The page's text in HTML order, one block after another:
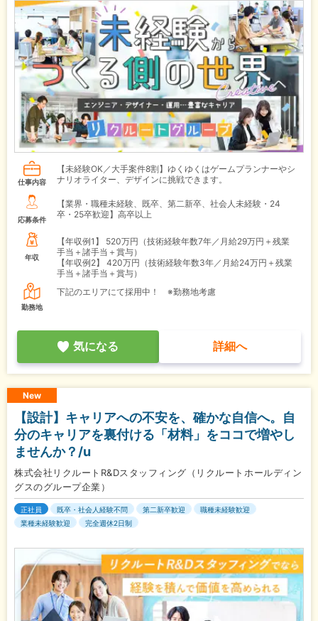
仕事内容
【未経験OK／大手案件8割】ゆくゆくはゲームプランナーやシ
ナリオライター、デザインに挑戦できます。
応募条件
【業界・職種未経験、既卒、第二新卒、社会人未経験・24
卒・25卒歓迎】高卒以上
年収
【年収例1】
520万円（技術経験年数7年／月給29万円＋残業
手当＋諸手当＋賞与）
【年収例2】
420万円（技術経験年数3年／月給24万円＋残業
手当＋諸手当＋賞与）
勤務地
下記のエリアにて採用中！ ※勤務地考慮
気になる 詳細へ
New
【設計】キャリアへの不安を、確かな自信へ。自
分のキャリアを裏付ける「材料」をココで増やし
ませんか？/u
株式会社リクルートR&Dスタッフィング（リクルートホールディン
グスのグループ企業）
正社員 既卒・社会人経験不問 第二新卒歓迎
職種未経験歓迎
業種未経験歓迎
完全週休2日制